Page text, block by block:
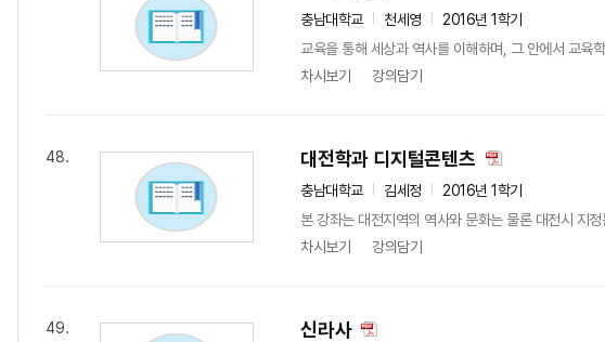
충남대학교 천세영
2016년 1학기
교육을 통해 세상과 역사를 이해하며, 그 안에서 교육
차시보기
강의담기
48. 대전학과 디지털콘텐츠
충남대학교 김세정
2016년 1학기
본 강좌는 대전지역의 역사와 문화는 물론 대전시 지
차시보기
강의담기
49. 신라사